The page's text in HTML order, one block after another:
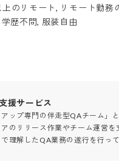
のリモート, リモート勤務
歴不問, 服装自由
援サービス
アップ専門の伴走型QAチーム」
のリリース作業やチーム運営を
理解したQA業務の遂行を行って